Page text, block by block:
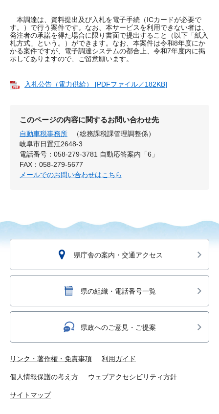
本調達は、資料提出及び入札を電子手続（ICカードが必要で
す。）で行う案件です。なお、本サービスを利用できない者は、
発注者の承諾を得た場合に限り書面で提出すること（以下「紙入
札方式」という。）ができます。なお、本案件は令和8年度にか
かる案件ですが、電子調達システムの都合上、令和7年度内に掲
示してありますので、ご留意願います。
入札公告（電力供給） [PDFファイル／182KB]
このページの内容に関するお問い合わせ先
自動車税事務所
（総務課税課管理調整係）
岐阜市日置江2648-3
電話番号：058-279-3781 自動応答案内「6」
FAX：058-279-5677
メールでのお問い合わせはこちら
県庁舎の案内・交通アクセス
県の組織・電話番号一覧
県政へのご意見・ご提案
リンク・著作権・免責事項 利用ガイド
個人情報保護の考え方 ウェブアクセシビリティ方針
サイトマップ